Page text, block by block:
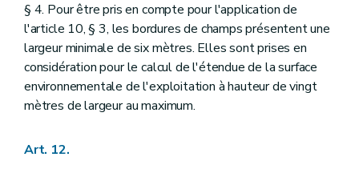
§ 4. Pour être pris en compte pour l'application de
l'article 10, § 3, les bordures de champs présentent une
largeur minimale de six mètres. Elles sont prises en
considération pour le calcul de l'étendue de la surface
environnementale de l'exploitation à hauteur de vingt
mètres de largeur au maximum.
Art. 12.